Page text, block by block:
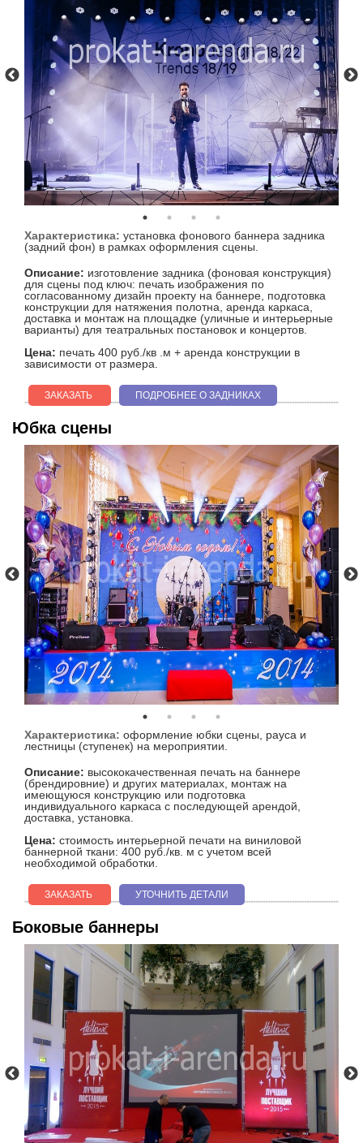
Характеристика: установка фонового баннера задника
(задний фон) в рамках оформления сцены.
Описание: изготовление задника (фоновая конструкция)
для сцены под ключ: печать изображения по
согласованному дизайн проекту на баннере, подготовка
конструкции для натяжения полотна, аренда каркаса,
доставка и монтаж на площадке (уличные и интерьерные
варианты) для театральных постановок и концертов.
Цена: печать 400 руб./кв .м + аренда конструкции в
зависимости от размера.
ЗАКАЗАТЬ ПОДРОБНЕЕ О ЗАДНИКАХ
Юбка сцены
Характеристика: оформление юбки сцены, рауса и
лестницы (ступенек) на мероприятии.
Описание: высококачественная печать на баннере
(брендировние) и других материалах, монтаж на
имеющуюся конструкцию или подготовка
индивидуального каркаса с последующей арендой,
доставка, установка.
Цена: cтоимость интерьерной печати на виниловой
баннерной ткани: 400 руб./кв. м с учетом всей
необходимой обработки.
ЗАКАЗАТЬ УТОЧНИТЬ ДЕТАЛИ
Боковые баннеры